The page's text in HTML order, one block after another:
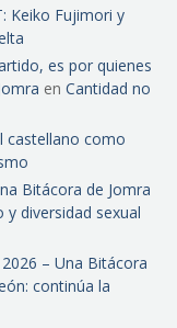
Keiko Fujimori y
es por quienes
en Cantidad no
castellano como
Bitácora de Jomra
y diversidad sexual
– Una Bitácora
continúa la